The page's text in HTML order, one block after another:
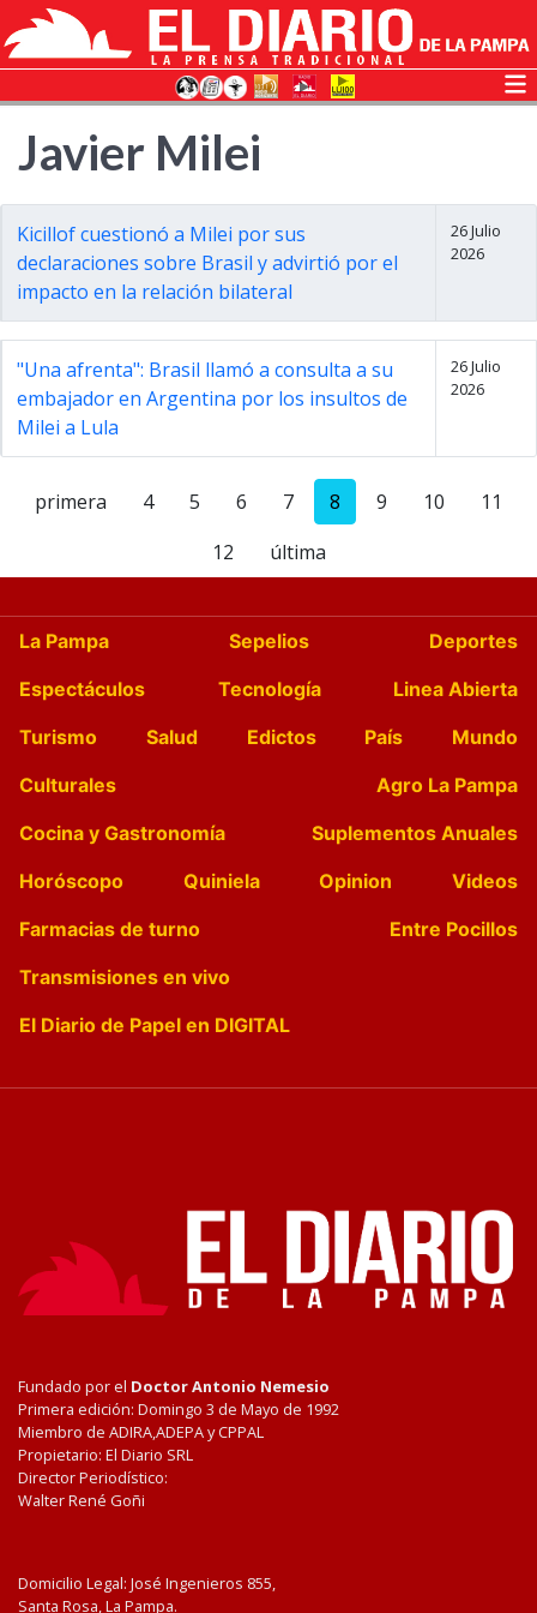
Javier Milei
Kicillof cuestionó a Milei por sus
declaraciones sobre Brasil y advirtió por el
impacto en la relación bilateral
26 Julio
2026
"Una afrenta": Brasil llamó a consulta a su
embajador en Argentina por los insultos de
Milei a Lula
26 Julio
2026
primera 4 5 6 7 8 9 10
11
12
última
La Pampa Sepelios
Deportes
Espectáculos
Tecnología
Linea Abierta
Turismo
Salud Edictos País
Mundo
Culturales
Agro La Pampa
Cocina y Gastronomía
Suplementos Anuales
Horóscopo
Quiniela Opinion
Videos
Farmacias de turno
Entre Pocillos
Transmisiones en vivo
El Diario de Papel en DIGITAL
Fundado por el Doctor Antonio Nemesio
Primera edición: Domingo 3 de Mayo de 1992
Miembro de ADIRA,ADEPA y CPPAL
Propietario: El Diario SRL
Director Periodístico:
Walter René Goñi
Domicilio Legal: José Ingenieros 855,
Santa Rosa, La Pampa.